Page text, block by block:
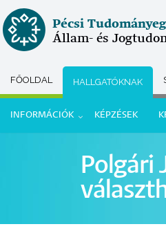
Ugrás
a
tartalomra
Pécsi
Állam- és
Submenu
selector
FŐOLDAL HALLGATÓKNAK
Hallgatói
INFORMÁCIÓK KÉPZÉSEK
Polgári